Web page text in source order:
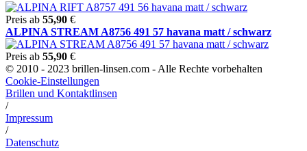
Preis ab 55,90 €
ALPINA STREAM A8756 491 57 havana matt / schwarz
Preis ab 55,90 €
© 2010 - 2023 brillen-linsen.com - Alle Rechte vorbehalten
Cookie-Einstellungen
Brillen und Kontaktlinsen
/
Impressum
/
Datenschutz